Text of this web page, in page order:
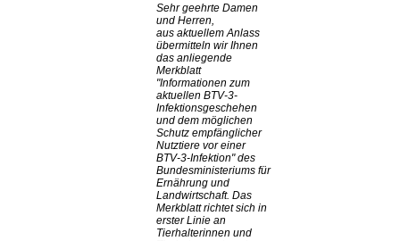
Sehr geehrte Damen
und Herren,
aus aktuellem Anlass
übermitteln wir Ihnen
das anliegende
Merkblatt
Informationen zum
aktuellen BTV-3-
Infektionsgeschehen
und dem möglichen
Schutz empfänglicher
Nutztiere vor einer
BTV-3-Infektion des
Bundesministeriums für
Ernährung und
Landwirtschaft. Das
Merkblatt richtet sich in
erster Linie an
Tierhalterinnen und